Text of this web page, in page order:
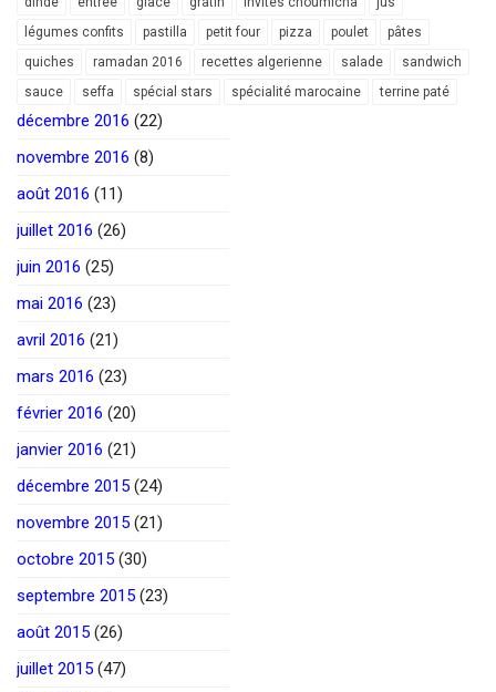
légumes confits
pastilla petit four pizza poulet
pâtes
quiches
ramadan 2016 recettes algerienne salade
sandwich
sauce
seffa spécial stars spécialité marocaine terrine paté
décembre 2016 (22)
novembre 2016 (8)
août 2016 (11)
juillet 2016 (26)
juin 2016 (25)
mai 2016 (23)
avril 2016 (21)
mars 2016 (23)
février 2016 (20)
janvier 2016 (21)
décembre 2015 (24)
novembre 2015 (21)
octobre 2015 (30)
septembre 2015 (23)
août 2015 (26)
juillet 2015 (47)